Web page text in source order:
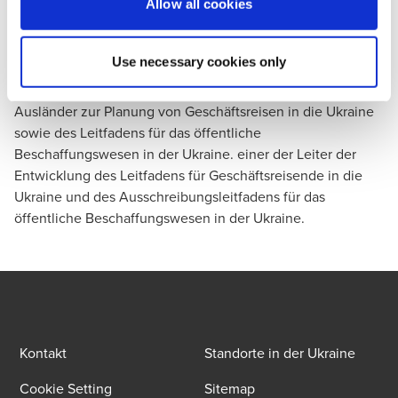
Allow all cookies
Use necessary cookies only
globaler Ereignisse auf die ukrainische Wirtschaft usw.
sowie zum Einsatz von KI beim Verfassen von
von BDO in der Ukraine und einer der
Verantwortlichen für die Erstellung des Leitfadens für
Ausländer zur Planung von Geschäftsreisen in die Ukraine
sowie des Leitfadens für das öffentliche
Beschaffungswesen in der Ukraine. einer der Leiter der
Entwicklung des Leitfadens für Geschäftsreisende in die
Ukraine und desAusschreibungsleitfadensfür das
öffentliche Beschaffungswesen in der Ukraine.
Kontakt
Standorte in der Ukraine
Cookie Setting
Sitemap